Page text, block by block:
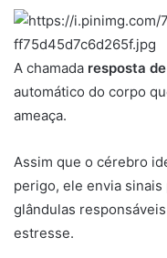
A chamada resposta
automático do corpo
ameaça.
Assim que o cérebro
perigo, ele envia sinais
glândulas
estresse.